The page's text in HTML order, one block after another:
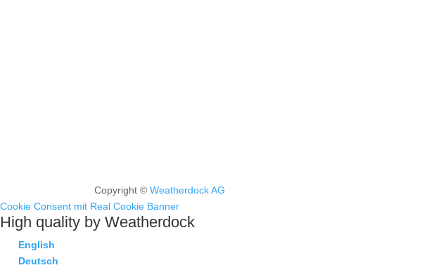
Copyright ©Weatherdock AG
Cookie Consent mit Real Cookie Banner
High quality by Weatherdock
English
Deutsch